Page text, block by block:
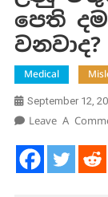
පෙති
වනවාද?
Medical
September 12,
Leave A